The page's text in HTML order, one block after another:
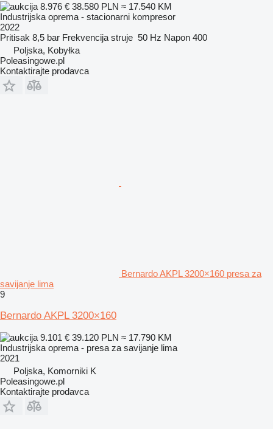
8.976 € 38.580 PLN ≈ 17.540 KM
Industrijska oprema - stacionarni kompresor
2022
Pritisak 8,5 bar Frekvencija struje 50 Hz Napon 400
Poljska, Kobyłka
Poleasingowe.pl
Kontaktirajte prodavca
Bernardo AKPL 3200×160 presa za
savijanje lima
9
Bernardo AKPL 3200×160
9.101 € 39.120 PLN ≈ 17.790 KM
Industrijska oprema - presa za savijanje lima
2021
Poljska, Komorniki K
Poleasingowe.pl
Kontaktirajte prodavca